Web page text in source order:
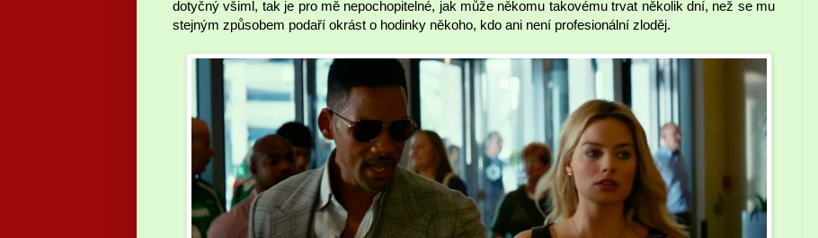
dotyčný všiml, tak je pro mě nepochopitelné, jak může někomu takovému trvat několik dní, než se mu
stejným způsobem podaří okrást o hodinky někoho, kdo ani není profesionální zloděj.